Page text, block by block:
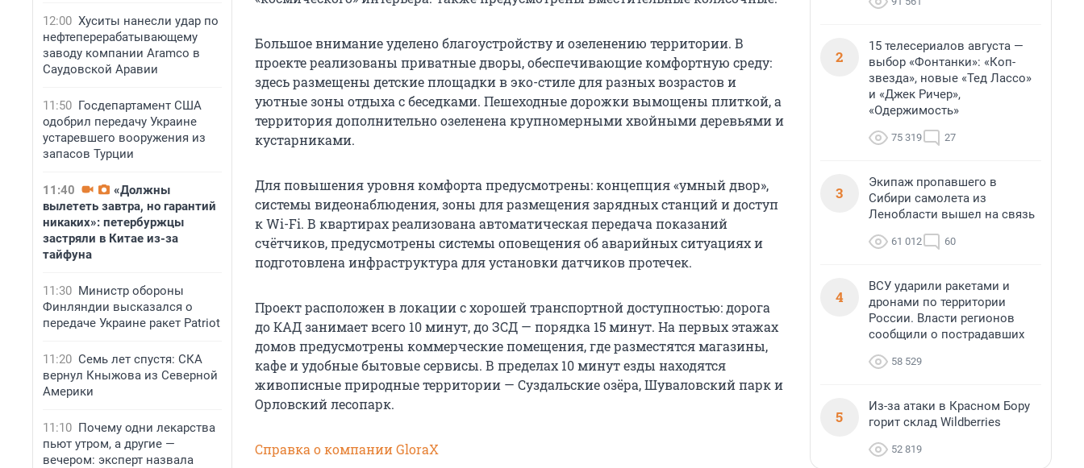
12:00 Хуситы нанесли удар по
нефтеперерабатывающему
заводу компании Aramco в
Саудовской Аравии
11:50 Госдепартамент США
одобрил передачу Украине
устаревшего вооружения из
запасов Турции
11:40
«Должны
вылететь завтра, но гарантий
никаких»: петербуржцы
застряли в Китае из-за
тайфуна
11:30 Министр обороны
Финляндии высказался о
передаче Украине ракет Patriot
11:20 Семь лет спустя: СКА
вернул Кныжова из Северной
Америки
11:10 Почему одни лекарства
пьют утром, а другие —
вечером: эксперт назвала
Большое внимание уделено благоустройству и озеленению территории. В
проекте реализованы приватные дворы, обеспечивающие комфортную среду:
здесь размещены детские площадки в эко-стиле для разных возрастов и
уютные зоны отдыха с беседками. Пешеходные дорожки вымощены плиткой, а
территория дополнительно озеленена крупномерными хвойными деревьями и
кустарниками.
Для повышения уровня комфорта предусмотрены: концепция «умный двор»,
системы видеонаблюдения, зоны для размещения зарядных станций и доступ
к Wi-Fi. В квартирах реализована автоматическая передача показаний
счётчиков, предусмотрены системы оповещения об аварийных ситуациях и
подготовлена инфраструктура для установки датчиков протечек.
Проект расположен в локации с хорошей транспортной доступностью: дорога
до КАД занимает всего 10 минут, до ЗСД — порядка 15 минут. На первых этажах
домов предусмотрены коммерческие помещения, где разместятся магазины,
кафе и удобные бытовые сервисы. В пределах 10 минут езды находятся
живописные природные территории — Суздальские озёра, Шуваловский парк и
Орловский лесопарк.
Справка о компании GloraX
2
15 телесериалов августа —
выбор «Фонтанки»: «Коп-
звезда», новые «Тед Лассо»
и «Джек Ричер»,
«Одержимость»
75 319 27
3
Экипаж пропавшего в
Сибири самолета из
Ленобласти вышел на связь
61 012 60
4
ВСУ ударили ракетами и
дронами по территории
России. Власти регионов
сообщили о пострадавших
58 529
5
Из-за атаки в Красном Бору
горит склад Wildberries
52 819